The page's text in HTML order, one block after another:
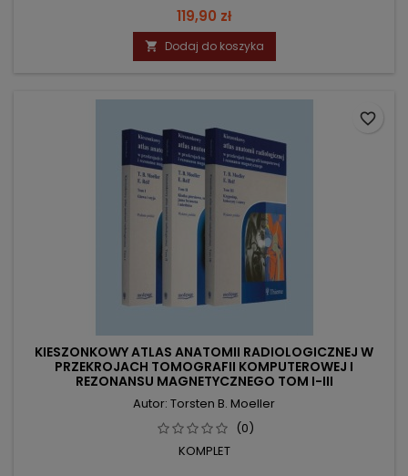
Cena
119,90 zł
 Dodaj do koszyka
KIESZONKOWY ATLAS ANATOMII RADIOLOGICZNEJ W
PRZEKROJACH TOMOGRAFII KOMPUTEROWEJ I
REZONANSU MAGNETYCZNEGO TOM I-III
Autor: Torsten B. Moeller
(0)
KOMPLET
favorite_border